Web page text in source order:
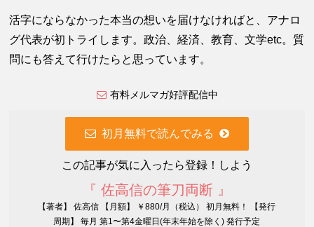
活字にならなかった本当の想いを届けなければと、アナロ
グ代表が初トライします。政治、経済、教育、文学etc。質
問にも答えて行けたらと思っています。
有料メルマガ好評配信中
初月無料で読んでみる
この記事が気に入ったら登録！しよう
『 佐高信の筆刀両断 』
【著者】 佐高信 【月額】 ￥880/月（税込） 初月無料！ 【発行
周期】 毎月 第1〜第4金曜日(年末年始を除く) 発行予定